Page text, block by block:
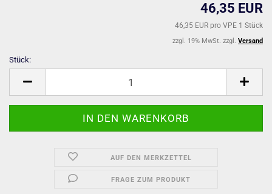
46,35 EUR
46,35 EUR pro VPE 1 Stück
zzgl. 19% MwSt. zzgl. Versand
Stück:
AUF DEN MERKZETTEL
FRAGE ZUM PRODUKT